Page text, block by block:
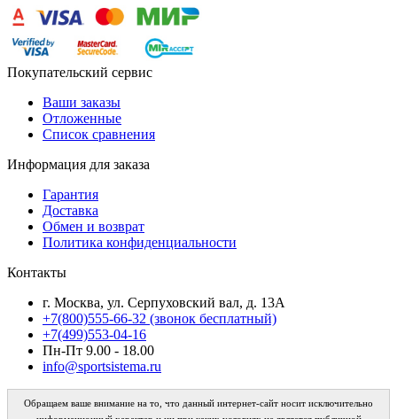
Покупательский сервис
Ваши заказы
Отложенные
Список сравнения
Информация для заказа
Гарантия
Доставка
Обмен и возврат
Политика конфиденциальности
Контакты
г. Москва, ул. Серпуховский вал, д. 13А
+7(800)555-66-32 (звонок бесплатный)
+7(499)553-04-16
Пн-Пт 9.00 - 18.00
info@sportsistema.ru
Обращаем ваше внимание на то, что данный интернет-сайт носит исключительно